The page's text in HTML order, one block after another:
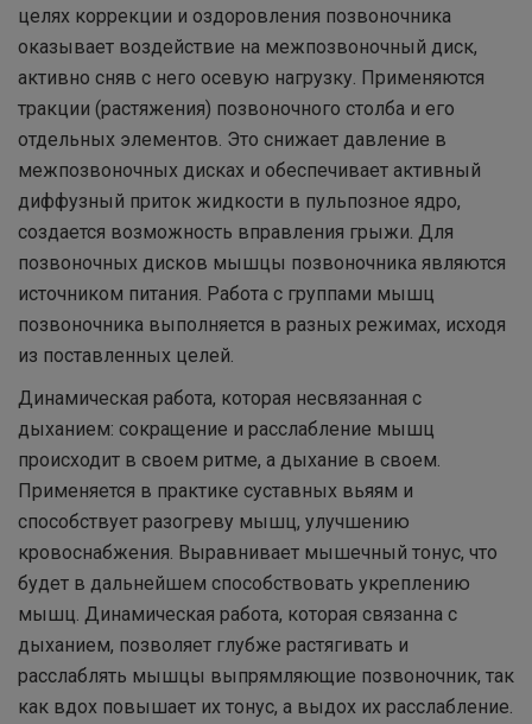
целях коррекции и оздоровления позвоночника
оказывает воздействие на межпозвоночный диск,
активно сняв с него осевую нагрузку. Применяются
тракции (растяжения) позвоночного столба и его
отдельных элементов. Это снижает давление в
межпозвоночных дисках и обеспечивает активный
диффузный приток жидкости в пульпозное ядро,
создается возможность вправления грыжи. Для
позвоночных дисков мышцы позвоночника являются
источником питания. Работа с группами мышц
позвоночника выполняется в разных режимах, исходя
из поставленных целей.
Динамическая работа, которая несвязанная с
дыханием: сокращение и расслабление мышц
происходит в своем ритме, а дыхание в своем.
Применяется в практике суставных вьяям и
способствует разогреву мышц, улучшению
кровоснабжения. Выравнивает мышечный тонус, что
будет в дальнейшем способствовать укреплению
мышц. Динамическая работа, которая связанна с
дыханием, позволяет глубже растягивать и
расслаблять мышцы выпрямляющие позвоночник, так
как вдох повышает их тонус, а выдох их расслабление.